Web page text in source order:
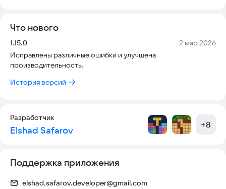
Что нового
Версия:
1.15.0 Дата:
2 мар 2026
Исправлены различные ошибки и улучшена
производительность.
История версий
Разработчик
Elshad Safarov +8
Поддержка приложения
elshad.safarov.developer@gmail.com